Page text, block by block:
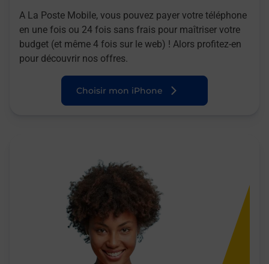
A La Poste Mobile, vous pouvez payer votre téléphone
en une fois ou 24 fois sans frais pour maîtriser votre
budget (et même 4 fois sur le web) ! Alors profitez-en
pour découvrir nos offres.
Choisir mon iPhone